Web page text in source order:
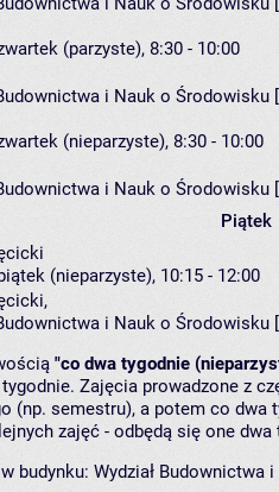
(parzyste), 8:30 - 10:00
i Nauk o Środowisku
(nieparzyste), 8:30 - 10:00
i Nauk o Środowisku
Piątek
(nieparzyste), 10:15 - 12:00
,
i Nauk o Środowisku
"co dwa tygodnie
Zajęcia prowadzone z
(np. semestru), a potem co
zajęć - odbędą się one
budynku: Wydział Budownictwa